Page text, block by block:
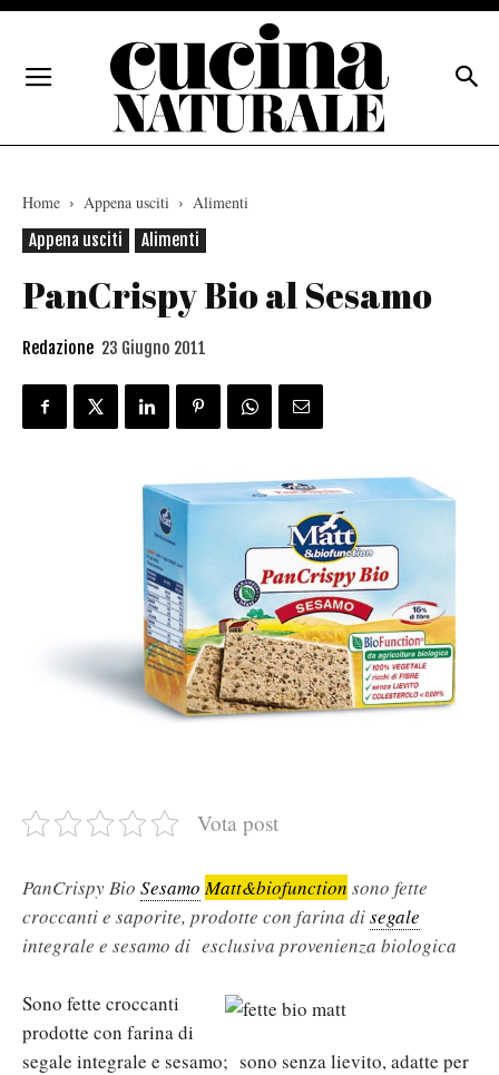
Home Appena usciti
Alimenti
Appena usciti
Alimenti
PanCrispy Bio al Sesamo
Redazione 23 Giugno 2011
Vota post
PanCrispy Bio Sesamo Matt&biofunction sono fette
croccanti e saporite, prodotte con farina disegale
integrale e sesamo di esclusiva provenienza biologica
Sono fette croccanti
prodotte con farina di
segale integrale e sesamo; sono senza lievito, adatte per